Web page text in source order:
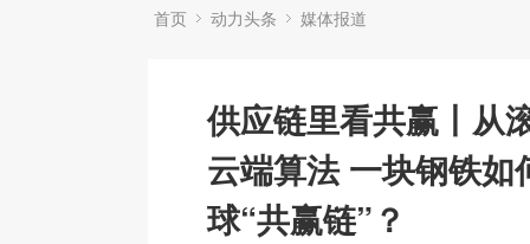
首页 动力头条 媒体报道
供应链里看共赢丨从
云端算法 一块钢铁如
球“共赢链”？